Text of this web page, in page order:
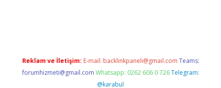
Reklam ve İletişim: E-mail: backlinkpaneli@gmail.com Teams:
forumhizmeti@gmail.com Whatsapp: 0262 606 0 726 Telegram:
@karabul